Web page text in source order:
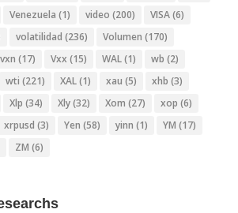
Venezuela (1) video (200) VISA(6)
volatilidad (236) Volumen (170)
vxn (17) Vxx (15) WAL(1) wb (2)
wti (221) XAL(1) xau (5) xhb (3)
Xlp (34) Xly(32) Xom (27) xop (6)
xrpusd (3) Yen (58) yinn (1) YM (17)
ZM (6)